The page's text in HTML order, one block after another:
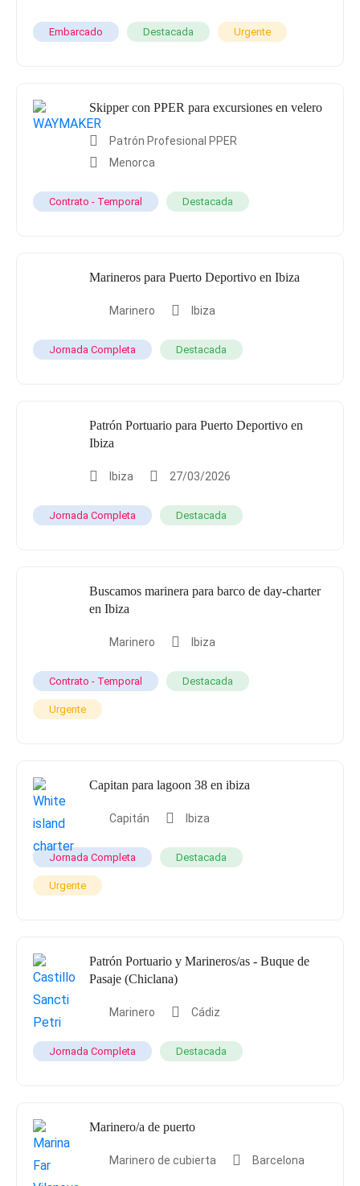
Embarcado Destacada Urgente
Skipper con PPER para excursiones en velero
Patrón Profesional PPER
Menorca
Contrato - Temporal Destacada
Marineros para Puerto Deportivo en Ibiza
Marinero Ibiza
Jornada Completa Destacada
Patrón Portuario para Puerto Deportivo en
Ibiza
Ibiza 27/03/2026
Jornada Completa Destacada
Buscamos marinera para barco de day-charter
en Ibiza
Marinero Ibiza
Contrato - Temporal Destacada
Urgente
Capitan para lagoon 38 en ibiza
Capitán Ibiza
Jornada Completa Destacada
Urgente
Patrón Portuario y Marineros/as - Buque de
Pasaje (Chiclana)
Marinero Cádiz
Jornada Completa Destacada
Marinero/a de puerto
Marinero de cubierta Barcelona